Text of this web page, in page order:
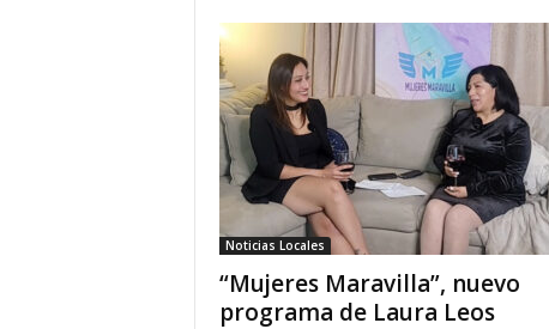
Noticias Locales
“Mujeres Maravilla”, nuevo
programa de Laura Leos